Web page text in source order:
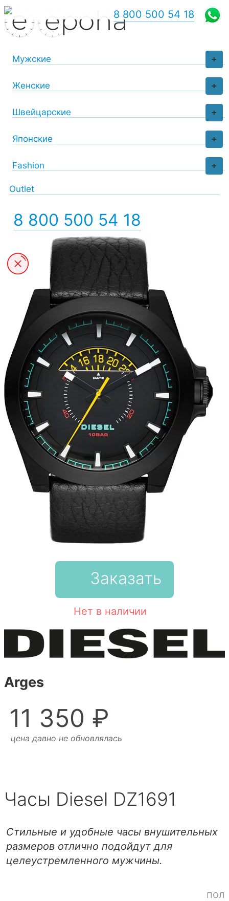
+
Мужские
+
Женские
+
Швейцарские
+
Японские
+
Fashion
Outlet
8 800 500 54 18
8 800 500 54 18
Заказать
Нет в наличии
Arges
11 350 ₽
цена давно не обновлялась
Часы Diesel DZ1691
Стильные и удобные часы внушительных
размеров отлично подойдут для
целеустремленного мужчины.
пол